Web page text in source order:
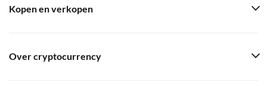
Kopen en verkopen
Over cryptocurrency